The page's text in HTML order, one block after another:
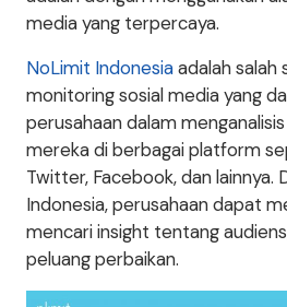
media yang terpercaya.
NoLimit Indonesiaadalah
monitoring sosial media yang
perusahaan dalam
mereka di berbagai platform
Twitter, Facebook, dan lainnya.
Indonesia, perusahaan dapat
mencari insight tentang
peluang perbaikan.